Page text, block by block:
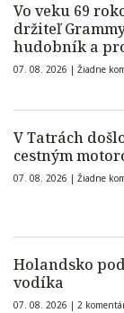
Vo veku 69
držiteľ
hudobník a
07. 08. 2026 | Žiadne
V Tatrách
cestným
07. 08. 2026 | Žiadne
Holandsko
vodíka
07. 08. 2026 | 2